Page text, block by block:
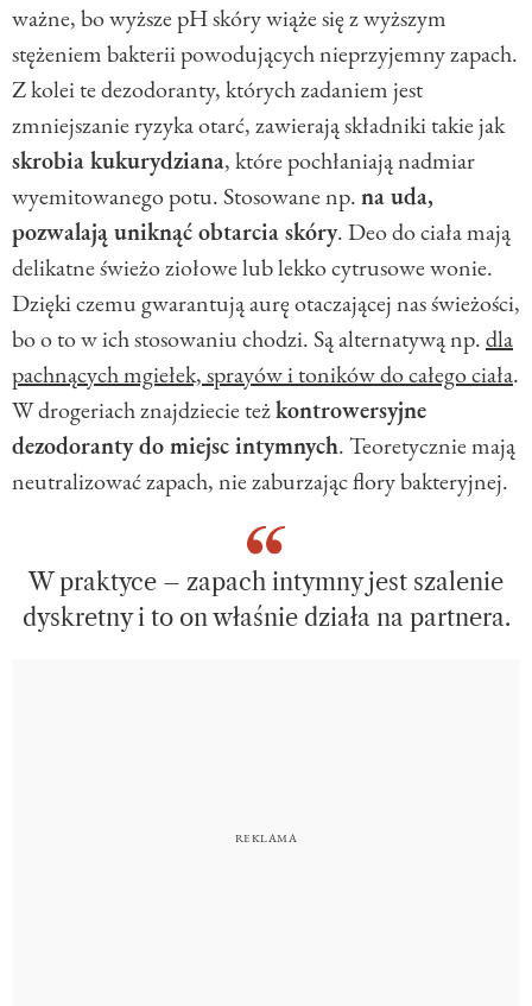
ważne, bo wyższe pH skóry wiąże się z wyższym
stężeniem bakterii powodujących nieprzyjemny zapach.
Z kolei te dezodoranty, których zadaniem jest
zmniejszanie ryzyka otarć, zawierają składniki takie jak
skrobia kukurydziana, które pochłaniają nadmiar
wyemitowanego potu. Stosowane np.na uda,
pozwalają uniknąć obtarcia skóry. Deo do ciała mają
delikatne świeżo ziołowe lub lekko cytrusowe wonie.
Dzięki czemu gwarantują aurę otaczającej nas świeżości,
bo o to w ich stosowaniu chodzi. Są alternatywą np.dla
pachnących mgiełek, sprayów i toników do całego ciała.
W drogeriach znajdziecie teżkontrowersyjne
dezodoranty do miejsc intymnych. Teoretycznie mają
neutralizować zapach, nie zaburzając flory bakteryjnej.
W praktyce – zapach intymny jest szalenie
dyskretny i to on właśnie działa na partnera.